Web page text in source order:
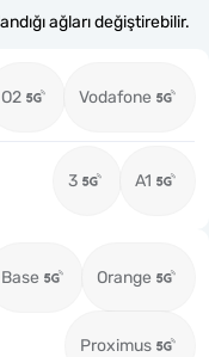
ağları değiştirebilir.
O2 Vodafone
3 A1
Base Orange
Proximus